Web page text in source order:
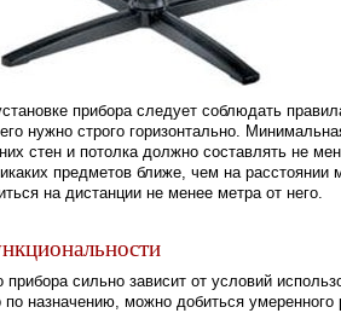
прибора следует соблюдать
нужно строго горизонтально.
стен и потолка должно составлять не
предметов ближе, чем на
на дистанции не менее метра от него.
сильно зависит от условий
назначению, можно добиться умеренного